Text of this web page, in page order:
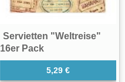
Servietten "Weltreise"
16er Pack
5,29 €